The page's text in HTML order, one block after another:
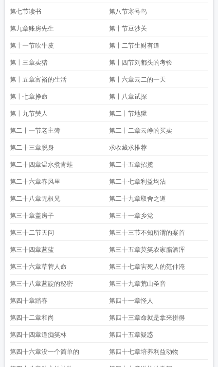
第七节读书 第八节寒号鸟
第九章账房先生 第十节豆沙关
第十一节吹牛皮 第十二节生财有道
第十三章卖猪 第十四节刘都头的考验
第十五章富裕的生活 第十六章云二的一天
第十七章挣命 第十八章试探
第十九节僰人 第二十节地狱
第二十一节老主簿 第二十二章云峥的买卖
第二十三章脱身 求收藏求推荐
第二十四章温水煮青蛙 第二十五章招揽
第二十六章春风里 第二十七章利益均沾
第二十八章无根兄 第二十九章取舍之道
第三十章盖房子 第三十一章乡党
第三十二节天问 第三十三节不知所谓的案首
第三十四章蓝蓝 第三十五章莫笑农家腊酒浑
第三十六章草菅人命 第三十七章害死人的范仲淹
第三十八章蓝靛的秘密 第三十九章荒山圣音
第四十章踏春 第四十一章怪人
第四十二章和尚 第四十三章命就是拿来拼得
第四十四章道痴笑林 第四十五章疑惑
第四十六章没一个简单的 第四十七章培养利益动物